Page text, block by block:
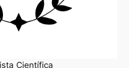
Científica